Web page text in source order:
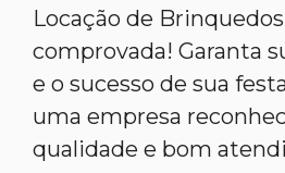
Locação de
comprovada! Garanta
e o sucesso de sua
uma empresa
qualidade e bom